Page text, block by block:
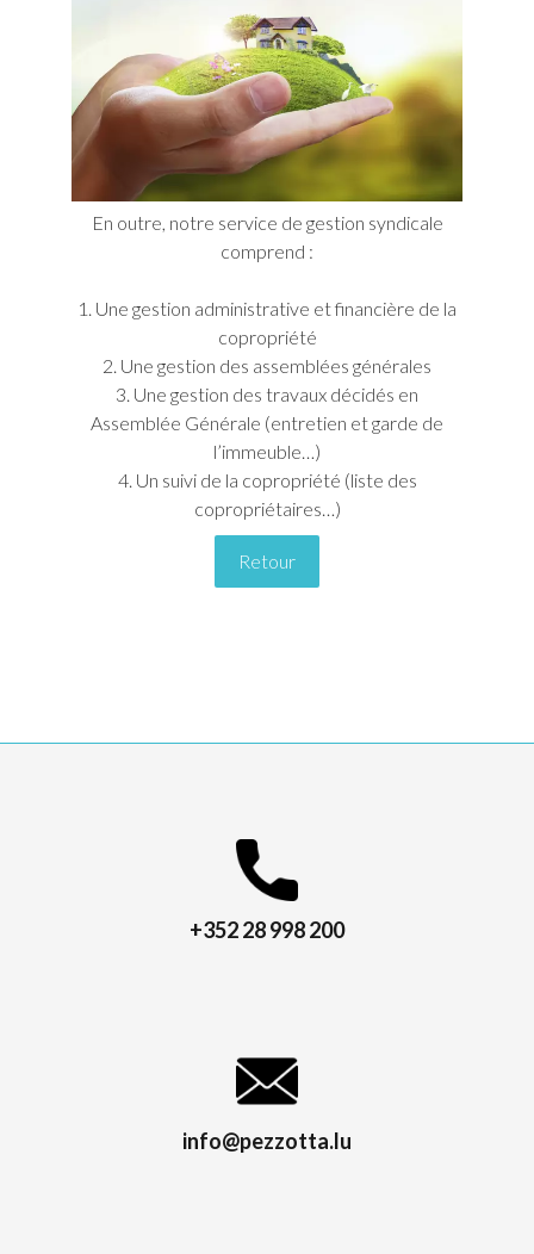
En outre, notre service de gestion syndicale
comprend :
1. Une gestion administrative et financière de la
copropriété
2. Une gestion des assemblées générales
3. Une gestion des travaux décidés en
Assemblée Générale (entretien et garde de
l’immeuble…)
4. Un suivi de la copropriété (liste des
copropriétaires…)
Retour
+352 28 998 200
info@pezzotta.lu